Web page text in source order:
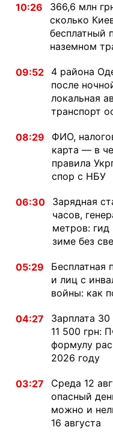
10:26
366,6 млн
сколько
бесплатный
наземном
09:52
4 района
после
локальная
транспорт
08:29
ФИО,
карта — в
правила
спор с НБУ
06:30
Зарядная
часов,
метров: гид
зиме без
05:29
Бесплатная
и лиц с
войны: как
04:27
Зарплата
11 500 грн:
формулу
2026 году
03:27
Среда 12
опасный
можно и
16 августа